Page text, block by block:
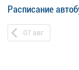
Расписание
07 авг